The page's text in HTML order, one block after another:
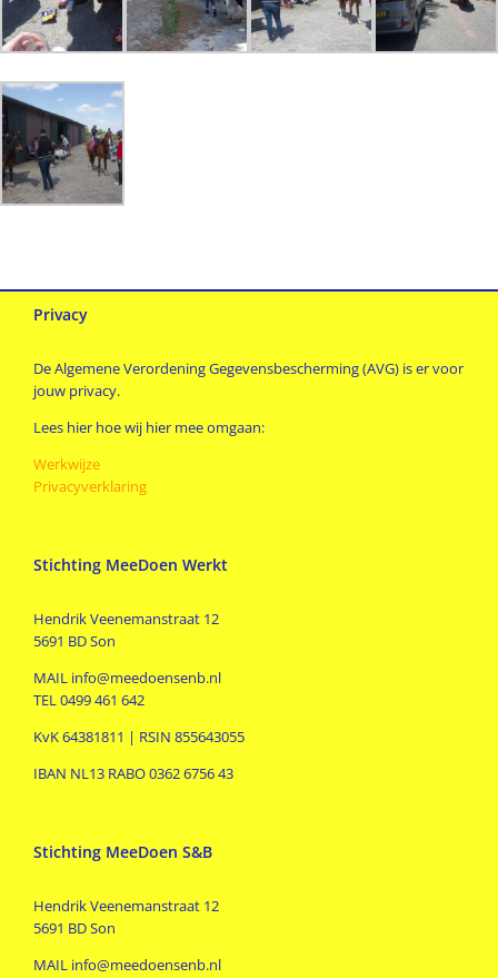
Privacy
De Algemene Verordening Gegevensbescherming (AVG) is er voor
jouw privacy.
Lees hier hoe wij hier mee omgaan:
Werkwijze
Privacyverklaring
Stichting MeeDoen Werkt
Hendrik Veenemanstraat 12
5691 BD Son
MAIL info@meedoensenb.nl
TEL 0499 461 642
KvK 64381811 | RSIN 855643055
IBAN NL13 RABO 0362 6756 43
Stichting MeeDoen S&B
Hendrik Veenemanstraat 12
5691 BD Son
MAIL info@meedoensenb.nl